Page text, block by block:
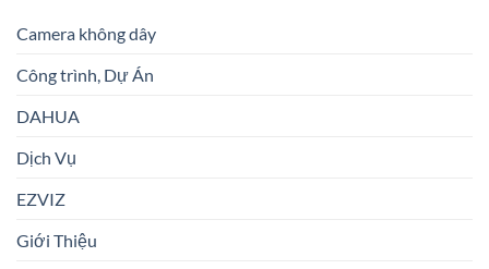
Camera không dây
Công trình, Dự Án
DAHUA
Dịch Vụ
EZVIZ
Giới Thiệu